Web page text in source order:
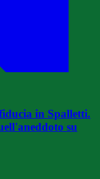
in Spalletti.
su